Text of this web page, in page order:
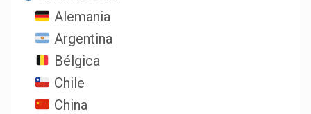
Alemania
Argentina
Bélgica
Chile
China